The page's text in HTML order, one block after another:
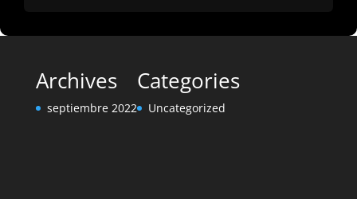
Archives
septiembre 2022
Categories
Uncategorized